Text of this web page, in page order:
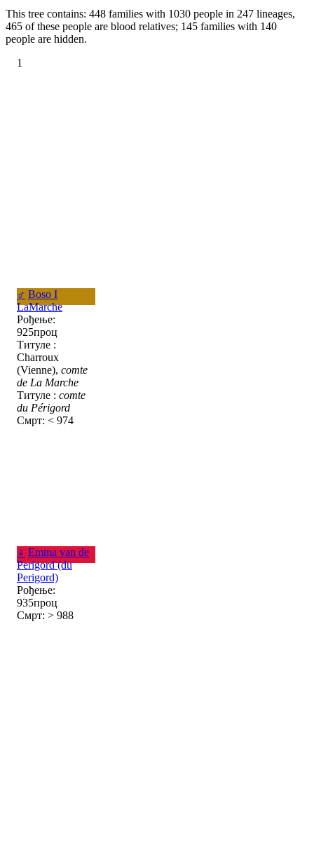
This tree contains: 448 families with 1030 people in 247 lineages,
465 of these people are blood relatives; 145 families with 140
people are hidden.
1
♂ Boso I
LaMarche
Рођење:
925проц
Титуле :
Charroux
(Vienne), comte
de La Marche
Титуле : comte
du Périgord
Смрт: < 974
♀ Emma van de
Perigord (du
Perigord)
Рођење:
935проц
Смрт: > 988